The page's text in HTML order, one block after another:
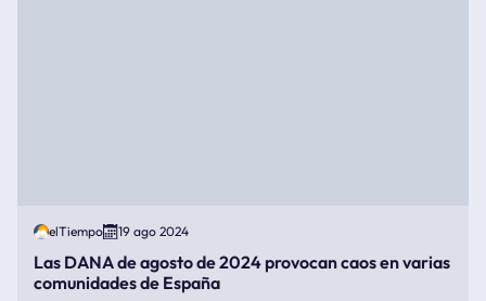
elTiempo 19 ago 2024
Las DANA de agosto de 2024 provocan caos en varias
comunidades de España